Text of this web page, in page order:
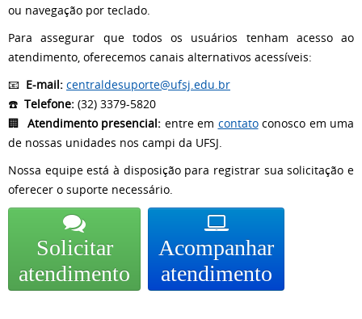
ou navegação por teclado.
Para assegurar que todos os usuários tenham acesso ao
atendimento, oferecemos canais alternativos acessíveis:
📧 E-mail: centraldesuporte@ufsj.edu.br
☎️ Telefone: (32) 3379-5820
🏢 Atendimento presencial: entre em contatoconosco em uma
de nossas unidades nos campi da UFSJ.
Nossa equipe está à disposição para registrar sua solicitação e
oferecer o suporte necessário.
Solicitar
atendimento
Acompanhar
atendimento